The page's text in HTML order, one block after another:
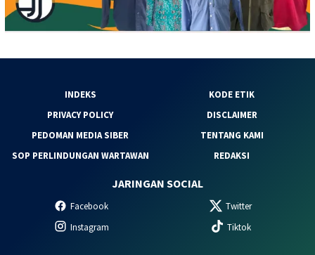
INDEKS
KODE ETIK
PRIVACY POLICY
DISCLAIMER
PEDOMAN MEDIA SIBER
TENTANG KAMI
SOP PERLINDUNGAN WARTAWAN
REDAKSI
JARINGAN SOCIAL
Facebook
Twitter
Instagram
Tiktok